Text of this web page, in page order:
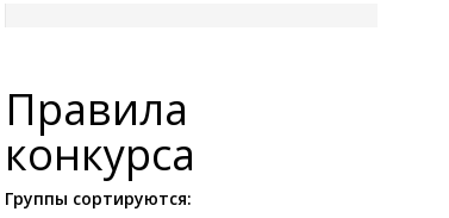
Правила
конкурса
Группы сортируются: